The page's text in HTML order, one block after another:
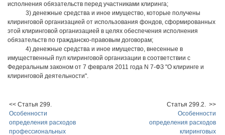
исполнения обязательств перед участниками клиринга;
3) денежные средства и иное имущество, которые получены
клиринговой организацией от использования фондов, сформированных
этой клиринговой организацией в целях обеспечения исполнения
обязательств по гражданско-правовым договорам;
4) денежные средства и иное имущество, внесенные в
имущественный пул клиринговой организации в соответствии с
Федеральным законом от 7 февраля 2011 года N 7-ФЗ "О клиринге и
клиринговой деятельности".
<< Статья 299.
Особенности
определения расходов
профессиональных
Статья 299.2. >>
Особенности
определения расходов
клиринговых